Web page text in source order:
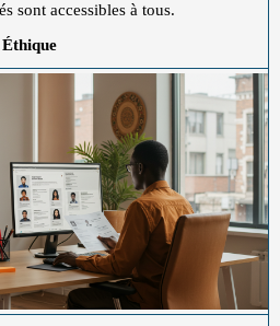
sont accessibles à tous.